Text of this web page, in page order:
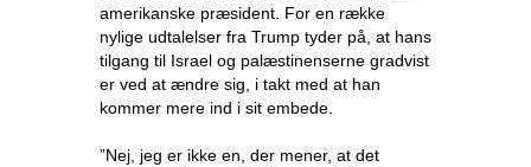
amerikanske præsident. For en række
nylige udtalelser fra Trump tyder på, at hans
tilgang til Israel og palæstinenserne gradvist
er ved at ændre sig, i takt med at han
kommer mere ind i sit embede.
”Nej, jeg er ikke en, der mener, at det